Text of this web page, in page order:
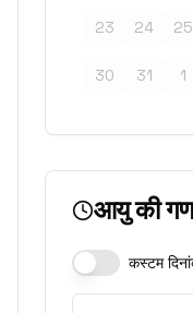
23 24 25
30 31 1
आयु की
कस्टम